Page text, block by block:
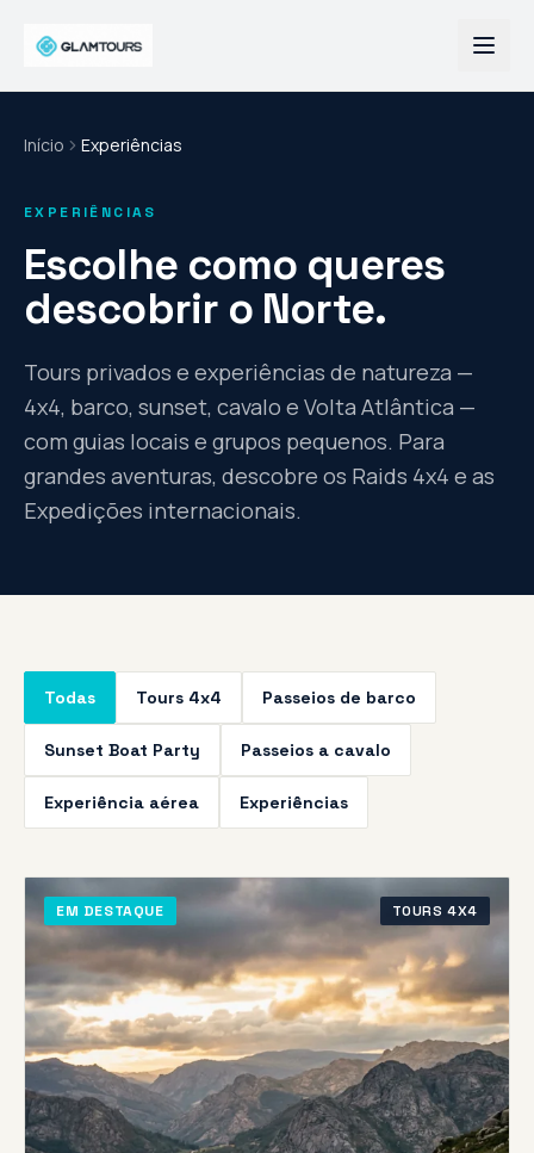
Início Experiências
EXPERIÊNCIAS
Escolhe como queres
descobrir o Norte.
Tours privados e experiências de natureza —
4x4, barco, sunset, cavalo e Volta Atlântica —
com guias locais e grupos pequenos. Para
grandes aventuras, descobre os Raids 4x4 e as
Expedições internacionais.
Todas Tours 4x4 Passeios de barco
Sunset Boat Party Passeios a cavalo
Experiência aérea Experiências
EM DESTAQUE TOURS 4X4